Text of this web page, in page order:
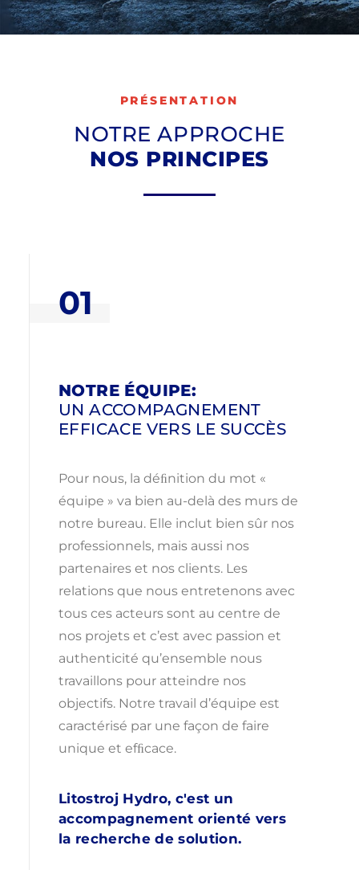
PRÉSENTATION
NOTRE APPROCHE
NOS PRINCIPES
01
NOTRE ÉQUIPE:
UN ACCOMPAGNEMENT
EFFICACE VERS LE SUCCÈS
Pour nous, la déﬁnition du mot «
équipe » va bien au-delà des murs de
notre bureau. Elle inclut bien sûr nos
professionnels, mais aussi nos
partenaires et nos clients. Les
relations que nous entretenons avec
tous ces acteurs sont au centre de
nos projets et c’est avec passion et
authenticité qu’ensemble nous
travaillons pour atteindre nos
objectifs. Notre travail d’équipe est
caractérisé par une façon de faire
unique et efﬁcace.
Litostroj Hydro, c'est un
accompagnement orienté vers
la recherche de solution.